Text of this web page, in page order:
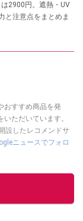
2900円。遮熱・UV
と注意点をまとめま
おすすめ商品を発
ただいています。
設したレコメンドサ
ニュースでフォロ
他の記事を読む